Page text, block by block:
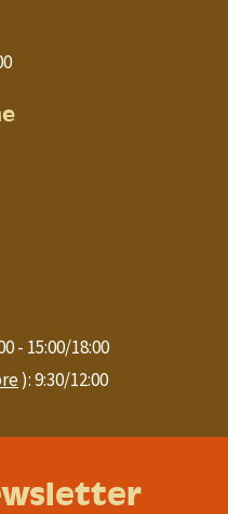
- 15:00/18:00
): 9:30/12:00